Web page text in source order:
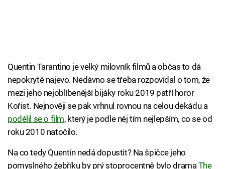
Quentin Tarantino je velký milovník filmů a občas to dá
nepokrytě najevo. Nedávno se třeba rozpovídal o tom, že
mezi jeho nejoblíbenější bijáky roku 2019 patří horor
Kořist. Nejnověji se pak vrhnul rovnou na celou dekádu a
podělil se o film, který je podle něj tím nejlepším, co se od
roku 2010 natočilo.
Na co tedy Quentin nedá dopustit? Na špičce jeho
pomyslného žebříku by prý stoprocentně bylo dramaThe